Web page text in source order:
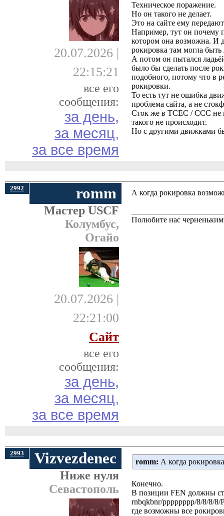
20.07.2026 |
22:15:21
все его
сообщения:
за день,
за месяц,
за все время
Техническое поражение.
Но он такого не делает.
Это на сайте ему
Например, тут он почему
котором она возможна. И
рокировка там могла
А потом он пытался
было бы сделать после
подобного, потому что в
рокировки.
То есть тут не ошибка
проблема сайта, а не
Сток же в TCEC / CCC не
такого не происходит.
Но с другими движками
2992 romm
Мастер USCF
Колумбус,
Огайо
20.07.2026 |
22:21:00
Сайт
все его
сообщения:
за день,
за месяц,
за все время
А когда рокировка
Полюбите нас
2993 Vizvezdenec
Ниже нуля
Севастополь
romm: А когда
Конечно.
В позиции FEN должны
rnbqkbnr/pppppppp/8/8/8/
где возможны все